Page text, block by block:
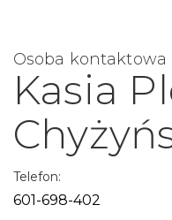
Osoba kontaktowa
Kasia
Telefon:
601-698-402